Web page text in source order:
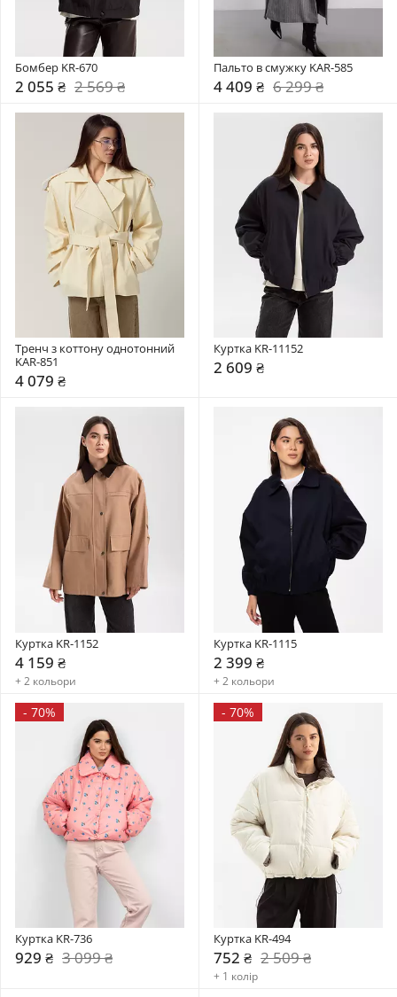
Бомбер KR-670
2 055 ₴ 2 569 ₴
Пальто в смужку KAR-585
4 409 ₴ 6 299 ₴
Тренч з коттону однотонний
KAR-851
4 079 ₴
Куртка KR-11152
2 609 ₴
Куртка KR-1152
4 159 ₴
+ 2 кольори
Куртка KR-1115
2 399 ₴
+ 2 кольори
- 70%
Куртка KR-736
929 ₴ 3 099 ₴
- 70%
Куртка KR-494
752 ₴ 2 509 ₴
+ 1 колір